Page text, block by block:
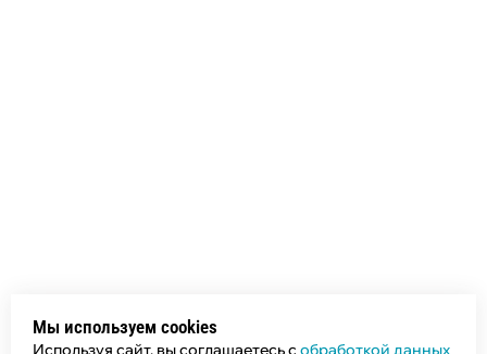
Мы используем cookies
Используя сайт, вы соглашаетесь с обработкой данных